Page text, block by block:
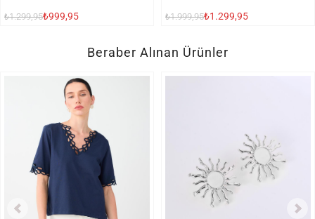
₺1.299,95₺999,95 ₺1.999,95₺1.299,95
Beraber Alınan Ürünler